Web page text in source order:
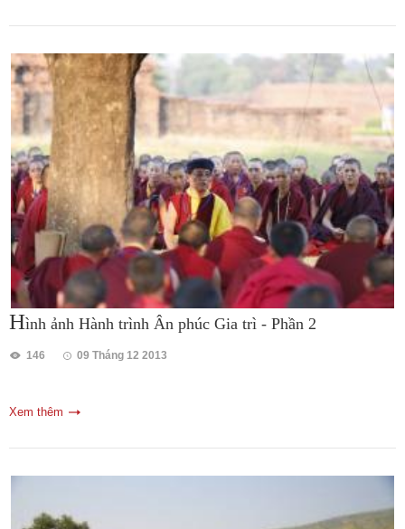
Hình ảnh Hành trình Ân phúc Gia trì - Phần 2
146 09 Tháng 12 2013
Xem thêm